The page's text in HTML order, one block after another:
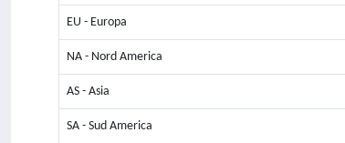
EU - Europa
NA - Nord America
AS - Asia
SA - Sud America